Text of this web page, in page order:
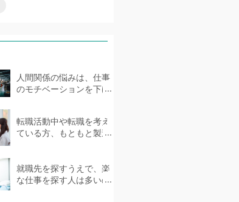
人間関係の悩みは、仕事
のモチベーションを下げ
転職活動中や転職を考え
ている方、もともと製造
就職先を探すうえで、楽
な仕事を探す人は多いの